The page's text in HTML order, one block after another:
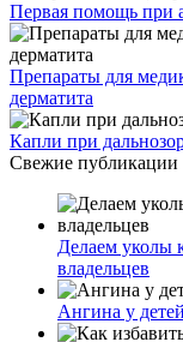
Первая помощь при
Препараты для
дерматита
Капли при
Свежие публикации
Делаем уколы
владельцев
Ангина у